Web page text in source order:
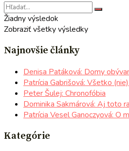
Žiadny výsledok
Zobraziť všetky výsledky
Najnovšie články
Denisa Patáková: Domy
Patrícia Gabrišová: Všetko
Peter Šulej: Chronofóbia
Dominika Sakmárová: Aj toto
Patrícia Vesel Ganoczyová: O
Kategórie